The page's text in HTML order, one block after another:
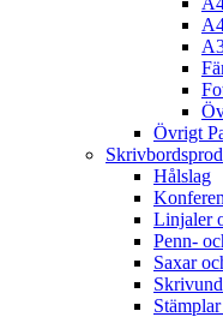
Övrigt
Hålslag
Linjaler
Penn-
Saxar